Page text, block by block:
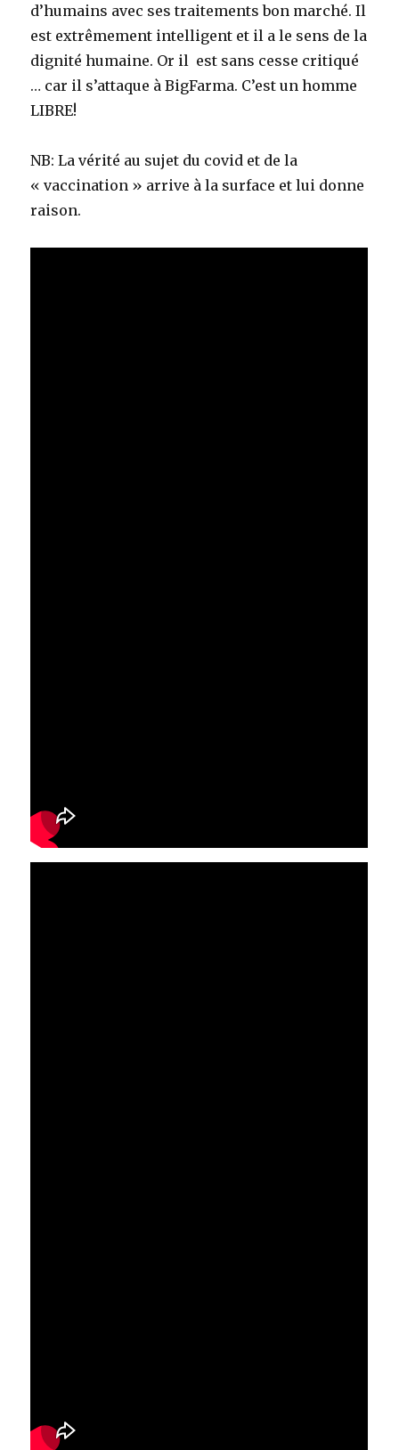
d’humains avec ses traitements bon marché. Il
est extrêmement intelligent et il a le sens de la
dignité humaine. Or il est sans cesse critiqué
… car il s’attaque à BigFarma. C’est un homme
LIBRE!
NB: La vérité au sujet du covid et de la
« vaccination » arrive à la surface et lui donne
raison.